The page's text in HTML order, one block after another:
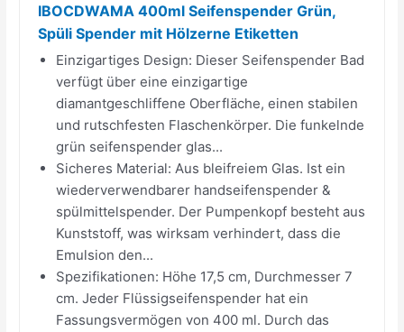
IBOCDWAMA 400ml Seifenspender Grün,
Spüli Spender mit Hölzerne Etiketten
Einzigartiges Design: Dieser Seifenspender Bad
verfügt über eine einzigartige
diamantgeschliffene Oberfläche, einen stabilen
und rutschfesten Flaschenkörper. Die funkelnde
grün seifenspender glas...
Sicheres Material: Aus bleifreiem Glas. Ist ein
wiederverwendbarer handseifenspender &
spülmittelspender. Der Pumpenkopf besteht aus
Kunststoff, was wirksam verhindert, dass die
Emulsion den...
Spezifikationen: Höhe 17,5 cm, Durchmesser 7
cm. Jeder Flüssigseifenspender hat ein
Fassungsvermögen von 400 ml. Durch das